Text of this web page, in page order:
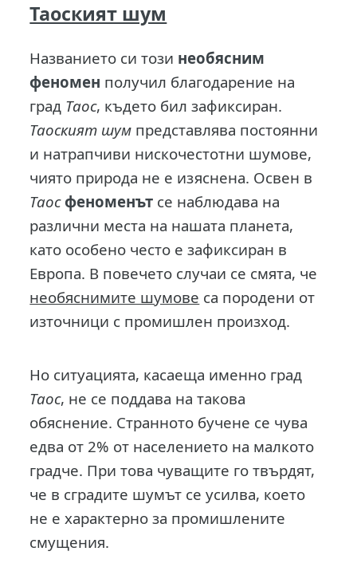
Таоският шум
Названието си този необясним
феномен получил благодарение на
град Таос, където бил зафиксиран.
Таоският шум представлява постоянни
и натрапчиви нискочестотни шумове,
чиято природа не е изяснена. Освен в
Таос феноменът се наблюдава на
различни места на нашата планета,
като особено често е зафиксиран в
Европа. В повечето случаи се смята, че
необяснимите шумове са породени от
източници с промишлен произход.
Но ситуацията, касаеща именно град
Таос, не се поддава на такова
обяснение. Странното бучене се чува
едва от 2% от населението на малкото
градче. При това чуващите го твърдят,
че в сградите шумът се усилва, което
не е характерно за промишлените
смущения.